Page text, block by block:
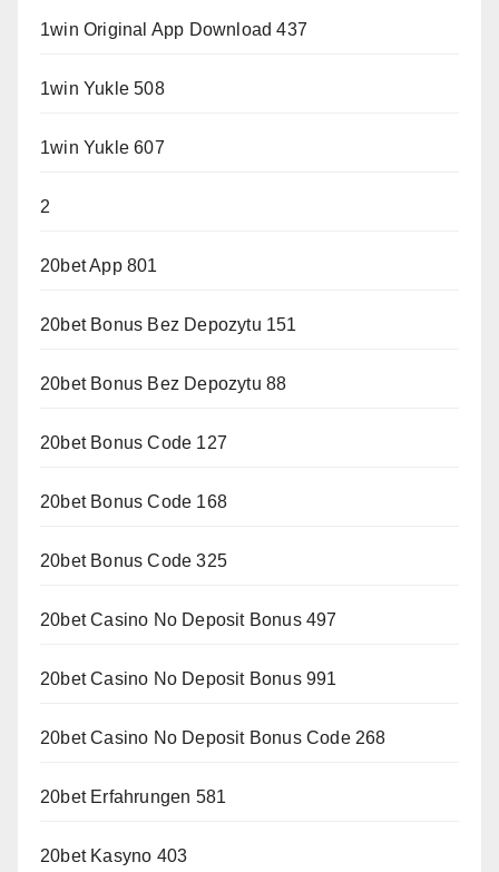
1win Original App Download 437
1win Yukle 508
1win Yukle 607
2
20bet App 801
20bet Bonus Bez Depozytu 151
20bet Bonus Bez Depozytu 88
20bet Bonus Code 127
20bet Bonus Code 168
20bet Bonus Code 325
20bet Casino No Deposit Bonus 497
20bet Casino No Deposit Bonus 991
20bet Casino No Deposit Bonus Code 268
20bet Erfahrungen 581
20bet Kasyno 403